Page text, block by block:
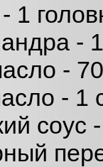
1
-
-
- 1
соус